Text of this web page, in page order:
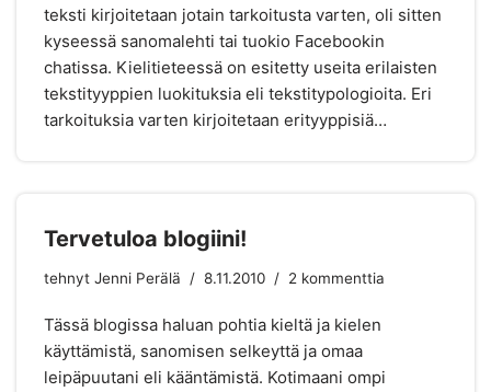
teksti kirjoitetaan jotain tarkoitusta varten, oli sitten
kyseessä sanomalehti tai tuokio Facebookin
chatissa. Kielitieteessä on esitetty useita erilaisten
tekstityyppien luokituksia eli tekstitypologioita. Eri
tarkoituksia varten kirjoitetaan erityyppisiä…
Tervetuloa blogiini!
tehnyt Jenni Perälä 8.11.2010 2 kommenttia
Tässä blogissa haluan pohtia kieltä ja kielen
käyttämistä, sanomisen selkeyttä ja omaa
leipäpuutani eli kääntämistä. Kotimaani ompi